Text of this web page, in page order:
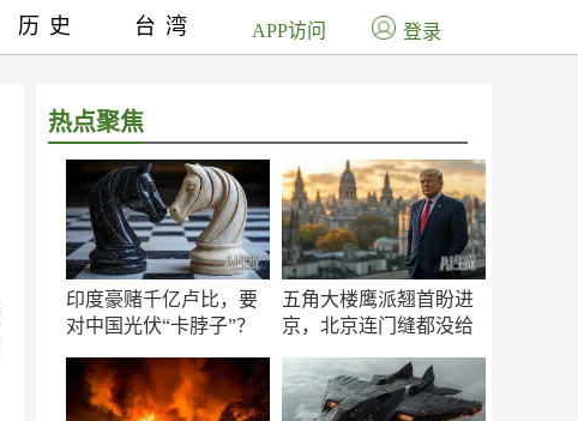
热点聚焦
印度豪赌千亿卢比，要
对中国光伏“卡脖子”？
五角大楼鹰派翘首盼进
京，北京连门缝都没给
历史 台湾 APP访问 登录